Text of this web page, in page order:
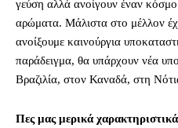
γεύση αλλά ανοίγουν έναν κόσμο
αρώματα. Μάλιστα στο μέλλον
ανοίξουμε καινούργια
παράδειγμα, θα υπάρχουν νέα
Βραζιλία, στον Καναδά, στη
Πες μας μερικά